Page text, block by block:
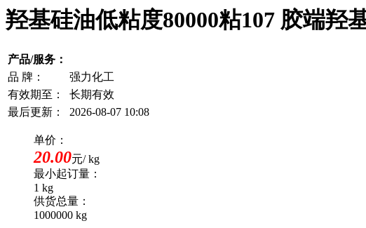
羟基硅油低粘度80000粘107 胶端羟
产品/服务：
品 牌：
强力化工
有效期至：
长期有效
最后更新：
2026-08-07 10:08
单价：
20.00元/ kg
最小起订量：
1 kg
供货总量：
1000000 kg